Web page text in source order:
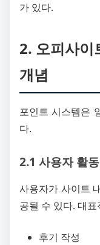
가 있다.
2. 오피사이
개념
포인트 시스템은
다.
2.1 사용자 활
사용자가 사이트
공될 수 있다. 대
후기 작성